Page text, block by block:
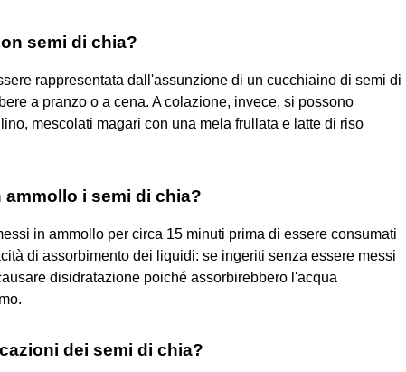
semi di chia?
rappresentata dall'assunzione di un cucchiaino di semi di
a pranzo o a cena. A colazione, invece, si possono
mescolati magari con una mela frullata e latte di riso
i semi di chia?
in ammollo per circa 15 minuti prima di essere consumati
di assorbimento dei liquidi: se ingeriti senza essere messi
disidratazione poiché assorbirebbero l'acqua
dei semi di chia?